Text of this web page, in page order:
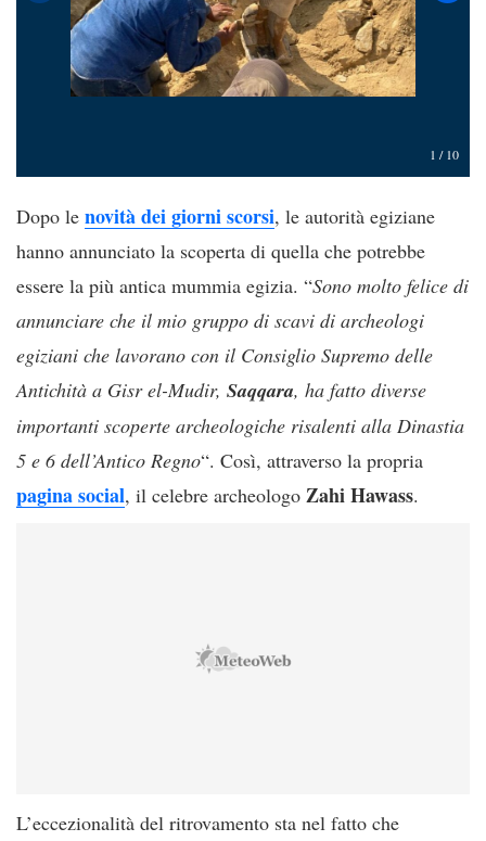
1 / 10
Dopo le novità dei giorni scorsi, le autorità egiziane
hanno annunciato la scoperta di quella che potrebbe
essere la più antica mummia egizia. “Sono molto felice di
annunciare che il mio gruppo di scavi di archeologi
egiziani che lavorano con il Consiglio Supremo delle
Antichità a Gisr el-Mudir, Saqqara, ha fatto diverse
importanti scoperte archeologiche risalenti alla Dinastia
5 e 6 dell’Antico Regno“. Così, attraverso la propria
pagina social, il celebre archeologo Zahi Hawass.
L’eccezionalità del ritrovamento sta nel fatto che